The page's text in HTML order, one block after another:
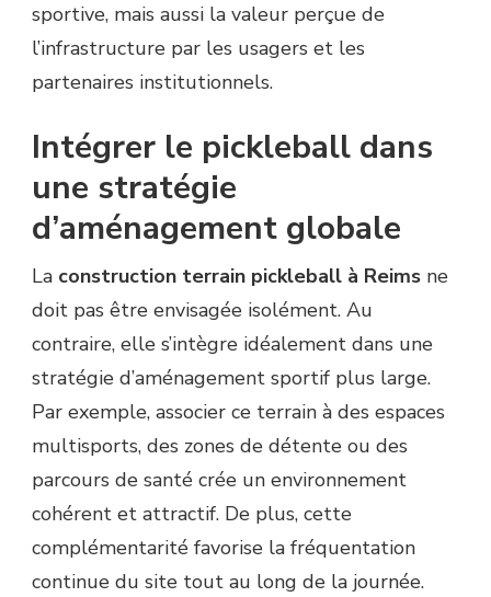
sportive, mais aussi la valeur perçue de
l’infrastructure par les usagers et les
partenaires institutionnels.
Intégrer le pickleball dans
une stratégie
d’aménagement globale
La construction terrain pickleball à Reims ne
doit pas être envisagée isolément. Au
contraire, elle s’intègre idéalement dans une
stratégie d’aménagement sportif plus large.
Par exemple, associer ce terrain à des espaces
multisports, des zones de détente ou des
parcours de santé crée un environnement
cohérent et attractif. De plus, cette
complémentarité favorise la fréquentation
continue du site tout au long de la journée.